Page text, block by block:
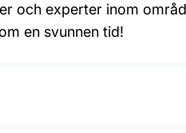
och experter inom
en svunnen tid!